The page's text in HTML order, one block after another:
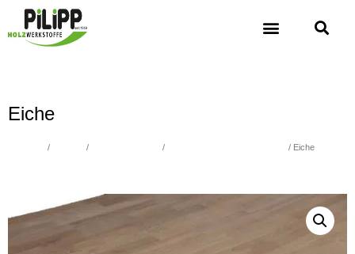
Eiche
/ / / / Eiche